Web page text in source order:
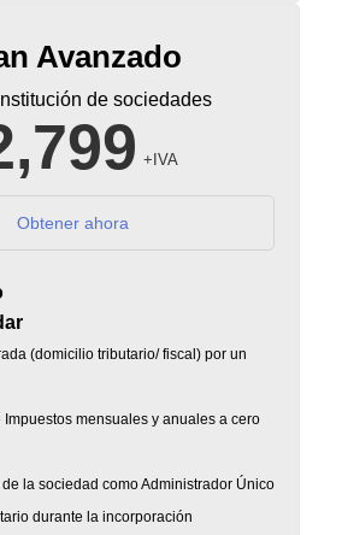
Avanzado
de sociedades
+IVA
Obtener ahora
(domicilio tributario/ fiscal) por un
Impuestos mensuales y anuales a cero
la sociedad como Administrador Único
durante la incorporación